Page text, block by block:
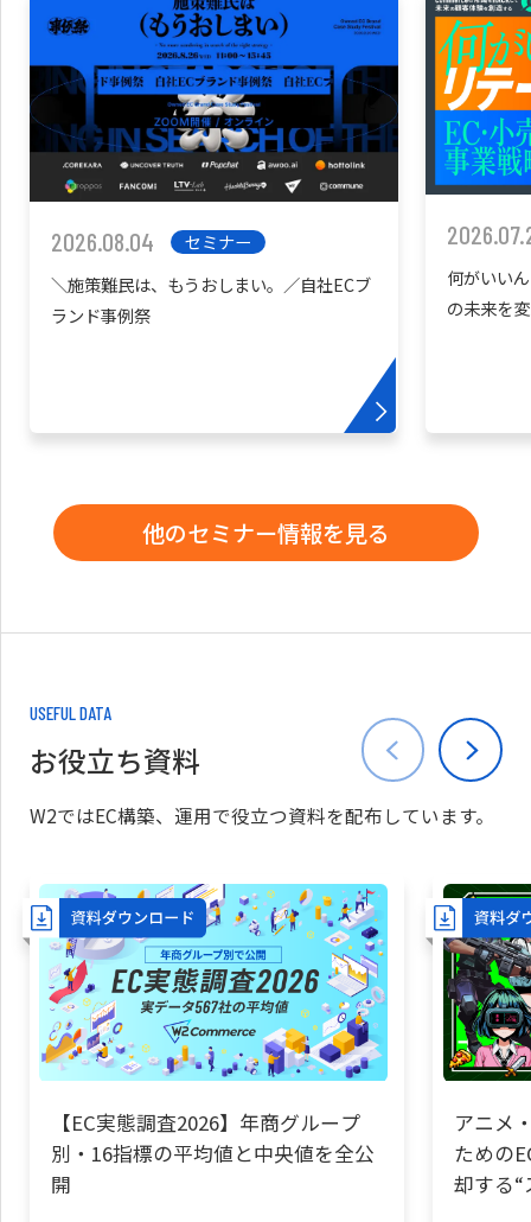
2026.08.04
セミナー
＼施策難民は、もうおしまい。／自社ECブ
ランド事例祭
何がいい
の未来を
他のセミナー情報を見る
USEFUL DATA
お役立ち資料
W2ではEC構築、運用で役立つ資料を配布しています。
【EC実態調査2026】年商グループ
別・16指標の平均値と中央値を全公
開
アニメ
ための
却する